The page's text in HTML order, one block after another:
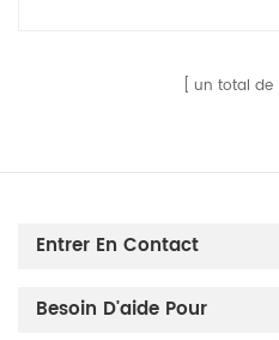
être ajoutée à la
un total de
Entrer En Contact
Besoin D'aide Pour